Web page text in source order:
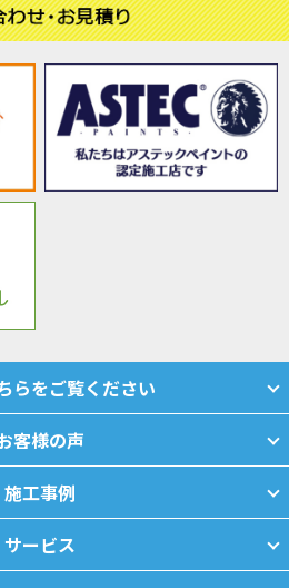
らをご覧ください
客様の声
施工事例
サービス